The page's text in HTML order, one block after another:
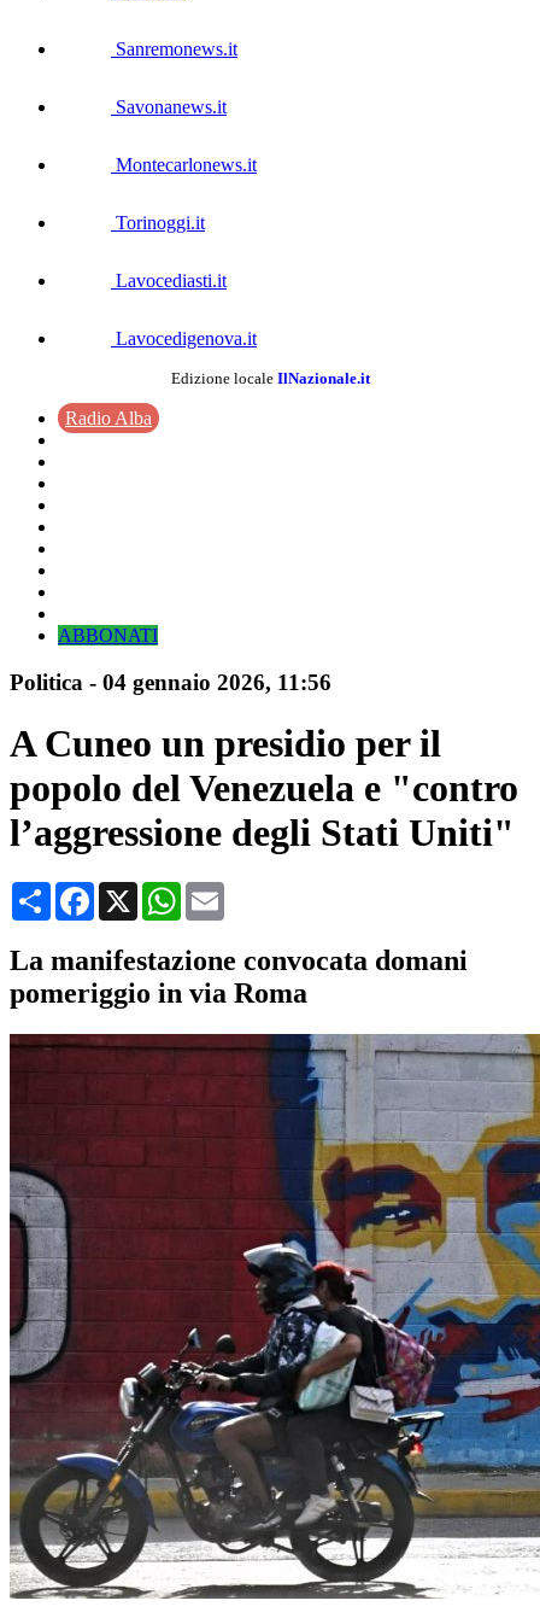
Sanremonews.it
Savonanews.it
Montecarlonews.it
Torinoggi.it
Lavocediasti.it
Lavocedigenova.it
Edizione locale IlNazionale.it
Radio Alba
ABBONATI
Politica - 04 gennaio 2026, 11:56
A Cuneo un presidio per il
popolo del Venezuela e "contro
l’aggressione degli Stati Uniti"
CondividiFacebook
X WhatsApp
La manifestazione convocata domani
pomeriggio in via Roma